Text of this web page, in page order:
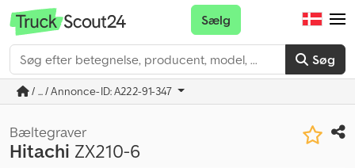
Søg
Sælg
/ ... / Annonce-ID: A222-91-347
Bæltegraver
Hitachi ZX210-6